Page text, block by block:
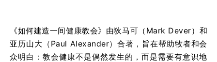
《如何建造一间健康教会》由狄马可（Mark Dever）和
亚历山大（Paul Alexander）合著，旨在帮助牧者和会
众明白：教会健康不是偶然发生的，而是需要有意识地